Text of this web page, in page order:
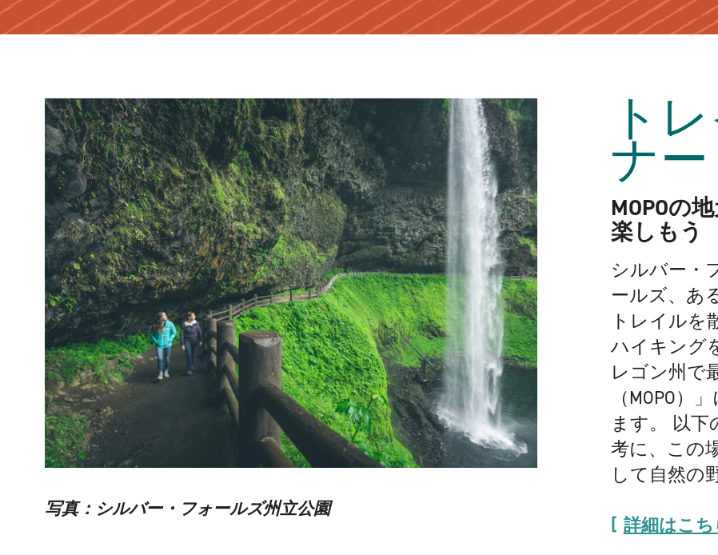
写真： シルバー・フォールズ州立公園
ト
ナー
MOPOの
楽しもう
シルバー・
ールズ、あ
トレイルを
ハイキング
レゴン州で
（MOPO）
ます。 以
考に、この
して自然の
詳細はこち